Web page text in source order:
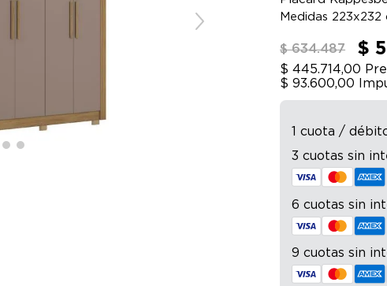
Medidas 223x232
$ 634.487 $
$ 445.714,00
$ 93.600,00
1 cuota /
3 cuotas sin
6 cuotas sin
9 cuotas sin